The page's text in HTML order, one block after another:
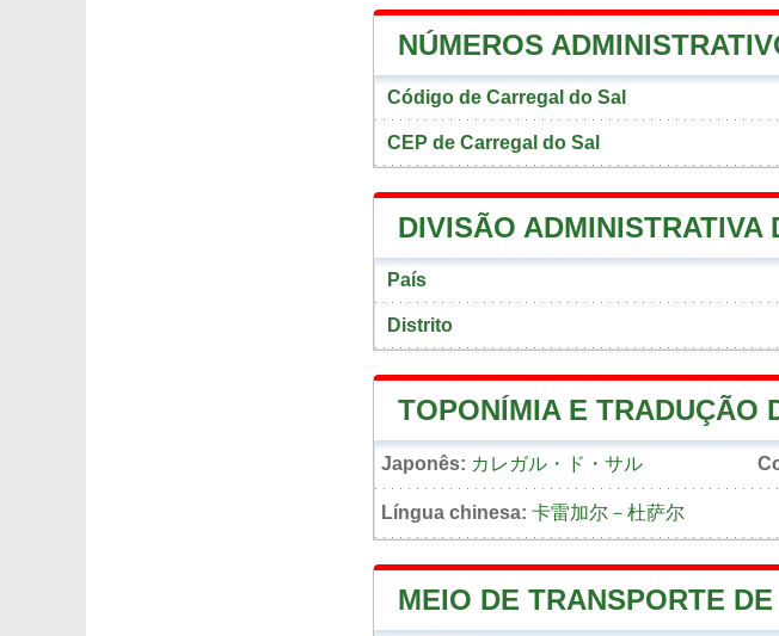
NÚMEROS
Código de Carregal do Sal
CEP de Carregal do Sal
DIVISÃO
País
Distrito
TOPONÍMIA E TRADUÇÃO
Japonês: カレガル・ド・サル
Língua chinesa: 卡雷加尔－杜萨尔
MEIO DE TRANSPORTE